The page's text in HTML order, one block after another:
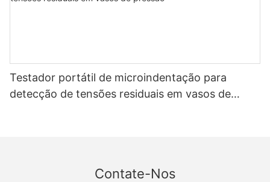
Testador portátil de microindentação para
detecção de tensões residuais em vasos de
Contate-Nos